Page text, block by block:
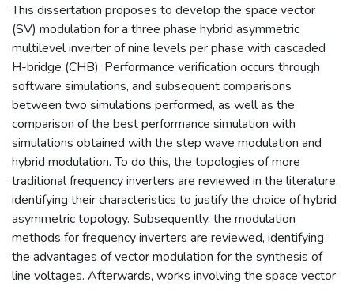
This dissertation proposes to develop the space vector
(SV) modulation for a three phase hybrid asymmetric
multilevel inverter of nine levels per phase with cascaded
H-bridge (CHB). Performance verification occurs through
software simulations, and subsequent comparisons
between two simulations performed, as well as the
comparison of the best performance simulation with
simulations obtained with the step wave modulation and
hybrid modulation. To do this, the topologies of more
traditional frequency inverters are reviewed in the literature,
identifying their characteristics to justify the choice of hybrid
asymmetric topology. Subsequently, the modulation
methods for frequency inverters are reviewed, identifying
the advantages of vector modulation for the synthesis of
line voltages. Afterwards, works involving the space vector